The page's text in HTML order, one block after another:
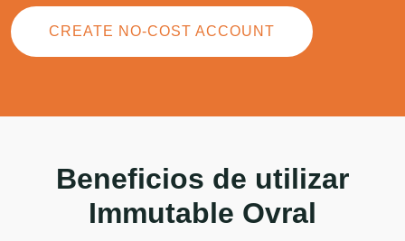
CREATE NO-COST ACCOUNT
Beneficios de utilizar
Immutable Ovral